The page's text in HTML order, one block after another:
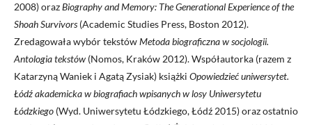
2008) orazBiography and Memory: The Generational Experience of the
Shoah Survivors (Academic Studies Press, Boston 2012).
Zredagowała wybór tekstówMetoda biograficzna w socjologii.
Antologia tekstów (Nomos, Kraków 2012). Współautorka (razem z
Katarzyną Waniek i Agatą Zysiak) książki Opowiedzieć uniwersytet.
Łódź akademicka w biografiach wpisanych w losy Uniwersytetu
Łódzkiego (Wyd. Uniwersytetu Łódzkiego, Łódź 2015) oraz ostatnio